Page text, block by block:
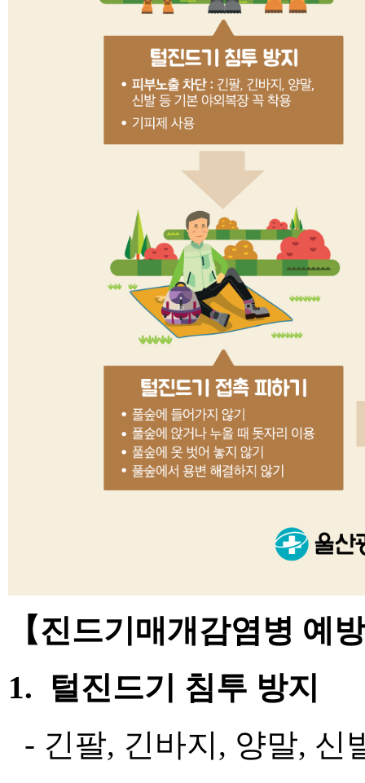
【진드기매개감염병 예
1. 털진드기 침투 방지
- 긴팔, 긴바지, 양말, 신